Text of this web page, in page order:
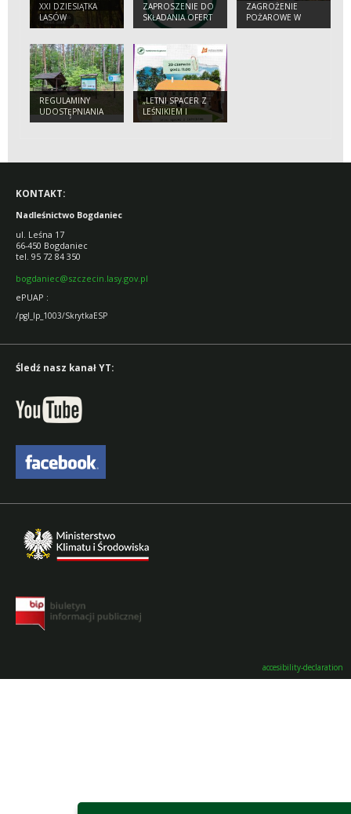
XXI DZIESIĄTKA
LASÓW
BOGDANIECKICH
SITASZ
ZAPROSZENIE DO
SKŁADANIA OFERT
ZAGROŻENIE
POŻAROWE W
LASACH. APEL O
REGULAMINY
UDOSTĘPNIANIA
OBIEKTÓW
BOGDANIEC
„LETNI SPACER Z
LEŚNIKIEM I
MUZEALNIKIEM”
KONTAKT:
Nadleśnictwo Bogdaniec
ul. Leśna 17
66-450 Bogdaniec
tel. 95 72 84 350
bogdaniec@szczecin.lasy.gov.pl
ePUAP :
/pgl_lp_1003/SkrytkaESP
Śledź nasz kanał YT:
accesibility-declaration